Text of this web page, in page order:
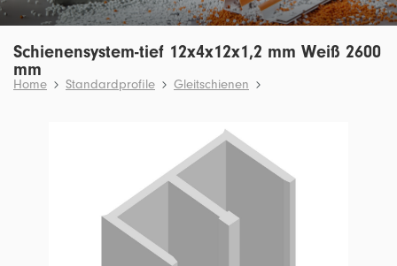
Schienensystem-tief 12x4x12x1,2 mm Weiß 2600
mm
Home Standardprofile Gleitschienen